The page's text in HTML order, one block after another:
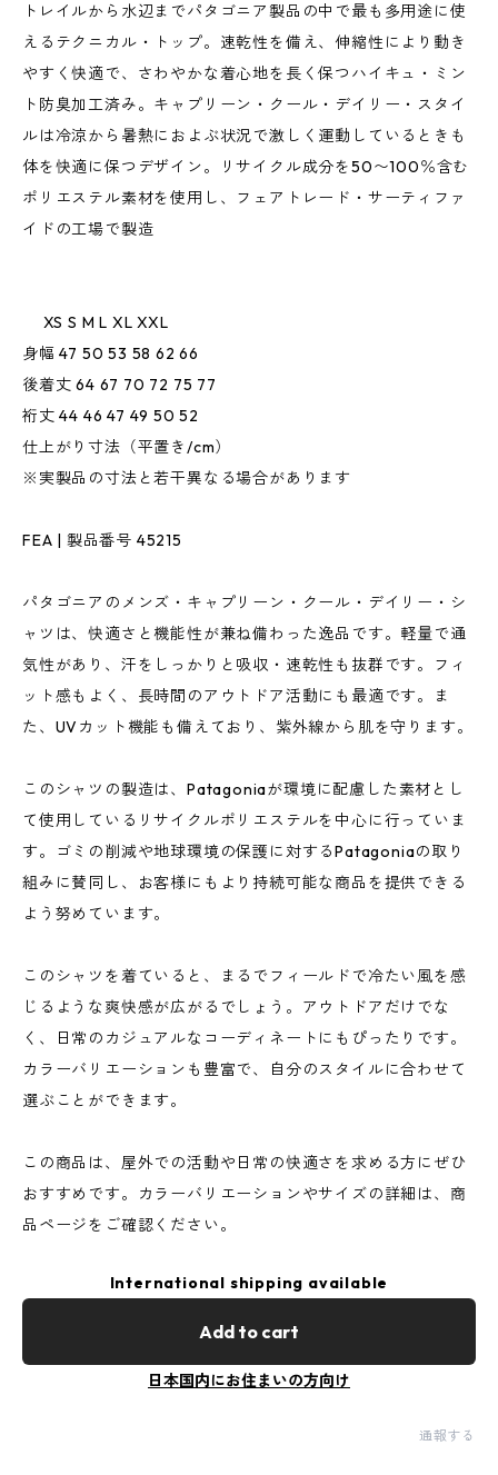
トレイルから水辺までパタゴニア製品の中で最も多用途に使
えるテクニカル・トップ。速乾性を備え、伸縮性により動き
やすく快適で、さわやかな着心地を長く保つハイキュ・ミン
ト防臭加工済み。キャプリーン・クール・デイリー・スタイ
ルは冷涼から暑熱におよぶ状況で激しく運動しているときも
体を快適に保つデザイン。リサイクル成分を50〜100％含む
ポリエステル素材を使用し、フェアトレード・サーティファ
イドの工場で製造
XS S M L XL XXL
身幅 47 50 53 58 62 66
後着丈 64 67 70 72 75 77
裄丈 44 46 47 49 50 52
仕上がり寸法（平置き/cm）
※実製品の寸法と若干異なる場合があります
FEA | 製品番号 45215
パタゴニアのメンズ・キャプリーン・クール・デイリー・シ
ャツは、快適さと機能性が兼ね備わった逸品です。軽量で通
気性があり、汗をしっかりと吸収・速乾性も抜群です。フィ
ット感もよく、長時間のアウトドア活動にも最適です。ま
た、UVカット機能も備えており、紫外線から肌を守ります。
このシャツの製造は、Patagoniaが環境に配慮した素材とし
て使用しているリサイクルポリエステルを中心に行っていま
す。ゴミの削減や地球環境の保護に対するPatagoniaの取り
組みに賛同し、お客様にもより持続可能な商品を提供できる
よう努めています。
このシャツを着ていると、まるでフィールドで冷たい風を感
じるような爽快感が広がるでしょう。アウトドアだけでな
く、日常のカジュアルなコーディネートにもぴったりです。
カラーバリエーションも豊富で、自分のスタイルに合わせて
選ぶことができます。
この商品は、屋外での活動や日常の快適さを求める方にぜひ
おすすめです。カラーバリエーションやサイズの詳細は、商
品ページをご確認ください。
International shipping available
Add to cart
日本国内にお住まいの方向け
通報する